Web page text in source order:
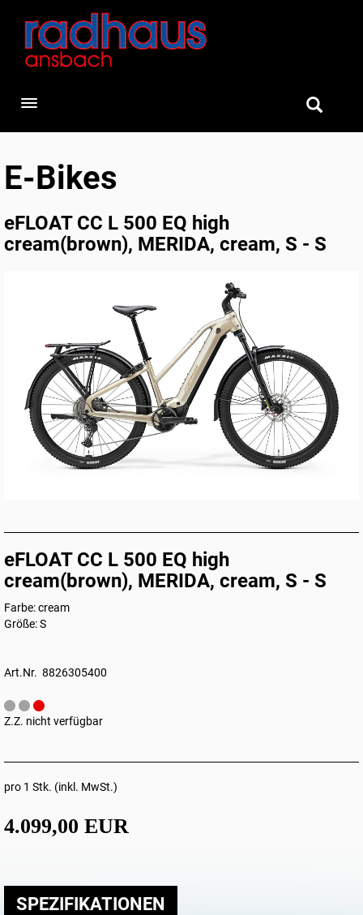
Toggle navigation
E-Bikes
eFLOAT CC L 500 EQ high
cream(brown), MERIDA, cream, S - S
eFLOAT CC L 500 EQ high
cream(brown), MERIDA, cream, S - S
Farbe: cream
Größe: S
Art.Nr. 8826305400
Z.Z. nicht verfügbar
pro 1 Stk. (inkl. MwSt.)
4.099,00 EUR
SPEZIFIKATIONEN